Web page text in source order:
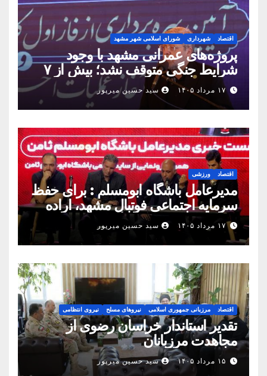
اقتصاد شهرداری شورای اسلامی شهر مشهد
پروژه‌های عمرانی مشهد با وجود
شرایط جنگی متوقف نشد؛ بیش از ۷
همت پروژه در ۱۶۰ روز به بهره‌برداری
رسید
۱۷ مرداد ۱۴۰۵ سید حسین میرپور
اقتصاد ورزشی
مدیرعامل باشگاه ابومسلم : برای حفظ
سرمایه اجتماعی فوتبال مشهد، اراده
مشترک استان شکل بگیرد
۱۷ مرداد ۱۴۰۵ سید حسین میرپور
اقتصاد مرزبانی جمهوری اسلامی نیروهای مسلح نیروی انتظامی
تقدیر استاندار خراسان رضوی از
مجاهدت مرزبانان
۱۵ مرداد ۱۴۰۵ سید حسین میرپور